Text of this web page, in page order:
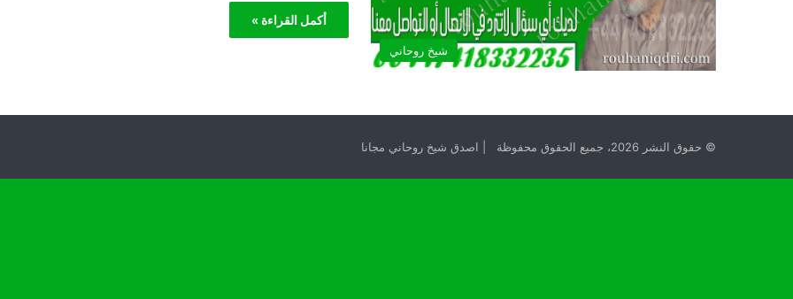
شيخ روحاني
أكمل القراءة »
© حقوق النشر 2026، جميع الحقوق محفوظة | اصدق شيخ روحاني مجانا